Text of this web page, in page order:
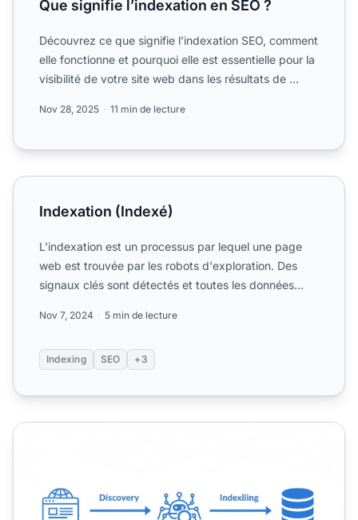
Que signifie l’indexation en SEO ?
Découvrez ce que signifie l’indexation SEO, comment
elle fonctionne et pourquoi elle est essentielle pour la
visibilité de votre site web dans les résultats de ...
Nov 28, 2025 11 min de lecture
Indexation (Indexé)
Indexation (Indexé)
L'indexation est un processus par lequel une page
web est trouvée par les robots d'exploration. Des
signaux clés sont détectés et toutes les données
Nov 7, 2024 5 min de lecture
Indexing SEO +3
Comment vérifier si votre site Web est indexé par Google